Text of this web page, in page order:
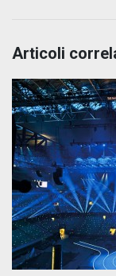
Articoli